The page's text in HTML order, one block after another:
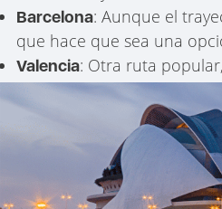
Barcelona: Aunque el
que hace que sea una
Valencia: Otra ruta